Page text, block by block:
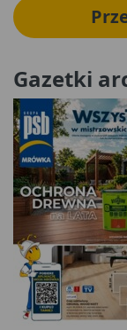
Gazetki